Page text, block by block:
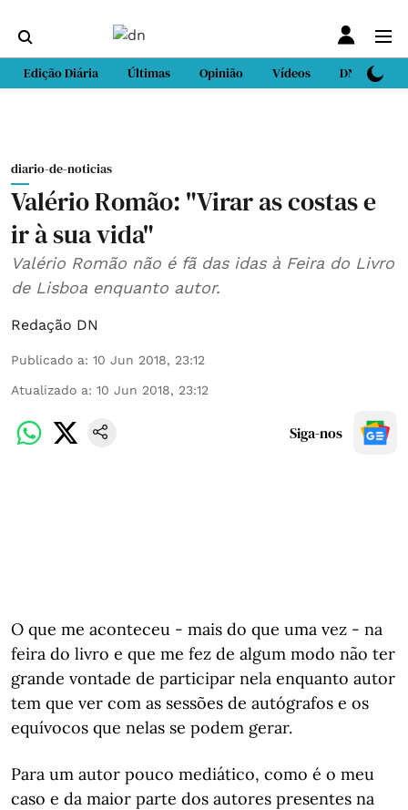
Edição Diária Últimas Opinião Vídeos DN Sport
diario-de-noticias
Valério Romão: "Virar as costas e
ir à sua vida"
Valério Romão não é fã das idas à Feira do Livro
de Lisboa enquanto autor.
Redação DN
Publicado a: 10 Jun 2018, 23:12
Atualizado a: 10 Jun 2018, 23:12
Siga-nos
O que me aconteceu - mais do que uma vez - na
feira do livro e que me fez de algum modo não ter
grande vontade de participar nela enquanto autor
tem que ver com as sessões de autógrafos e os
equívocos que nelas se podem gerar.
Para um autor pouco mediático, como é o meu
caso e da maior parte dos autores presentes na